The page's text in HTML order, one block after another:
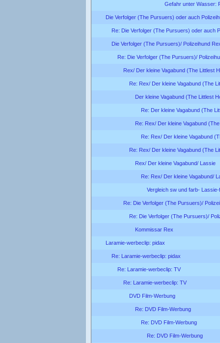
Gefahr unter Wasser:
Die Verfolger (The Pursuers) oder auch
Re: Die Verfolger (The Pursuers) oder auch
Die Verfolger (The Pursuers)/ Polizeihund
Re: Die Verfolger (The Pursuers)/
Rex/ Der kleine Vagabund (The Littlest
Re: Rex/ Der kleine Vagabund (The
Der kleine Vagabund (The Littlest
Re: Der kleine Vagabund (The
Re: Rex/ Der kleine Vagabund
Re: Rex/ Der kleine Vagabund
Re: Rex/ Der kleine Vagabund (The
Rex/ Der kleine Vagabund/ Lassie
Re: Rex/ Der kleine Vagabund/
Vergleich sw und farb- Lassie-
Re: Die Verfolger (The Pursuers)/
Re: Die Verfolger (The Pursuers)/
Kommissar Rex
Laramie-werbeclip: pidax
Re: Laramie-werbeclip: pidax
Re: Laramie-werbeclip: TV
Re: Laramie-werbeclip: TV
DVD Film-Werbung
Re: DVD Film-Werbung
Re: DVD Film-Werbung
Re: DVD Film-Werbung